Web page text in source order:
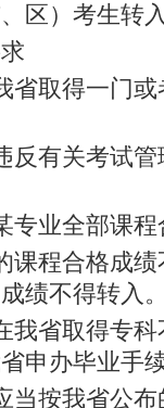
区）考生转
省取得一门
反有关考试
专业全部课
课程合格成
绩不得转入。
我省取得专
申办毕业手续
当按我省公